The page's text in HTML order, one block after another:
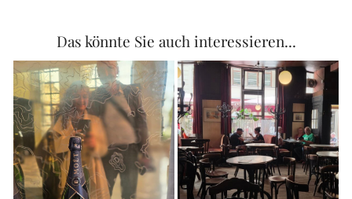
Das könnte Sie auch interessieren...